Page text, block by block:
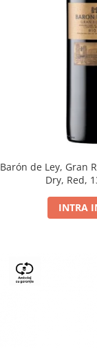
Barón de Ley, Gran
INTRA